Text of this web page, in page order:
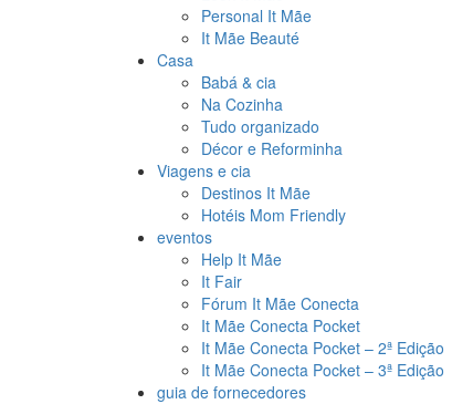
Personal It Mãe
It Mãe Beauté
Casa
Babá & cia
Na Cozinha
Tudo organizado
Décor e Reforminha
Viagens e cia
Destinos It Mãe
Hotéis Mom Friendly
eventos
Help It Mãe
It Fair
Fórum It Mãe Conecta
It Mãe Conecta Pocket
It Mãe Conecta Pocket – 2ª Edição
It Mãe Conecta Pocket – 3ª Edição
guia de fornecedores